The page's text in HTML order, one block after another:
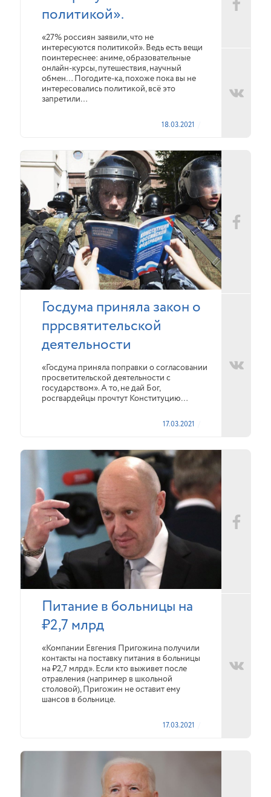
политикой».
«27% россиян заявили, что не
интересуются политикой». Ведь есть вещи
поинтереснее: аниме, образовательные
онлайн-курсы, путешествия, научный
обмен… Погодите-ка, похоже пока вы не
интересовались политикой, всё это
запретили…
18.03.2021
Госдума приняла закон о
пррсвятительской
деятельности
«Госдума приняла поправки о согласовании
просветительской деятельности с
государством». А то, не дай Бог,
росгвардейцы прочтут Конституцию…
17.03.2021
Питание в больницы на
₽2,7 млрд
«Компании Евгения Пригожина получили
контакты на поставку питания в больницы
на ₽2,7 млрд». Если кто выживет после
отравления (например в школьной
столовой), Пригожин не оставит ему
шансов в больнице.
17.03.2021